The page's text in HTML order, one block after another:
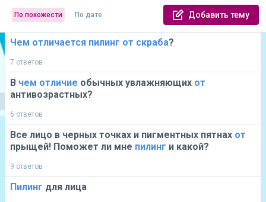
По похожести По дате Добавить тему
Чем отличается пилинг от скраба?
7 ответов
В чем отличие обычных увлажняющих от
антивозрастных?
6 ответов
Все лицо в черных точках и пигментных пятнах от
прыщей! Поможет ли мне пилинг и какой?
9 ответов
Пилинг для лица